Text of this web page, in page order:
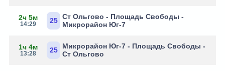
2ч 5м
14:29 25
Ст Ольгово - Площадь Свободы -
Микрорайон Юг-7
1ч 4м
13:28 25
Микрорайон Юг-7 - Площадь Свободы -
Ст Ольгово